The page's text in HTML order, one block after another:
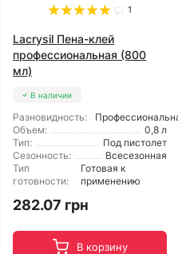
1
Lacrysil Пена-клей
профессиональная (800
мл)
В наличии
Разновидность:
Профессиональная
Объем:
0,8 л
Тип:
Под пистолет
Сезонность:
Всесезонная
Тип
готовности:
Готовая к
применению
282.07 грн
В корзину